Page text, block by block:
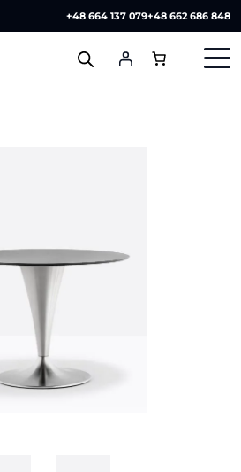
+48 664 137 079+48 662 686 848